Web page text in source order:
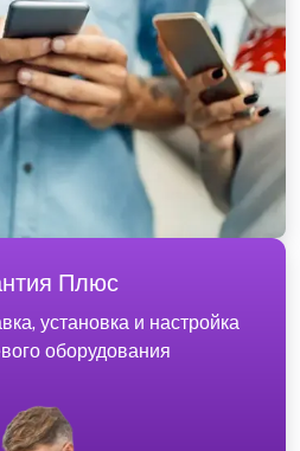
Плюс
установка и настройка
оборудования